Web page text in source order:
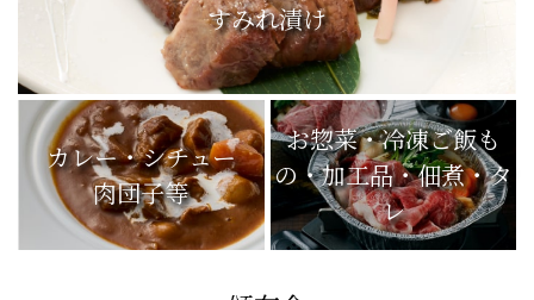
すみれ漬け
カレー・シチュー
肉団子等
お惣菜・冷凍ご飯も
の・加工品・佃煮・タ
レ